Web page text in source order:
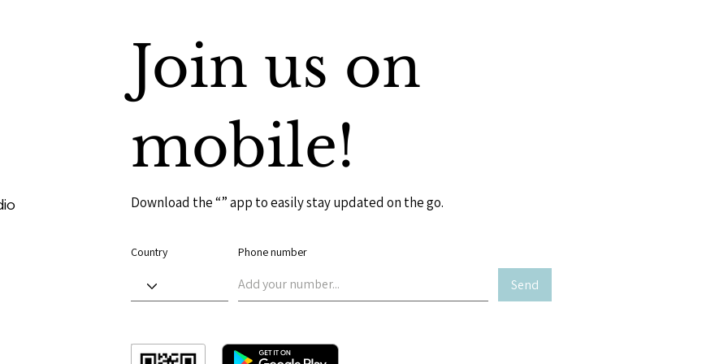
Join us on
mobile!
Download the “” app to easily stay updated on the go.
Send
Country Phone number